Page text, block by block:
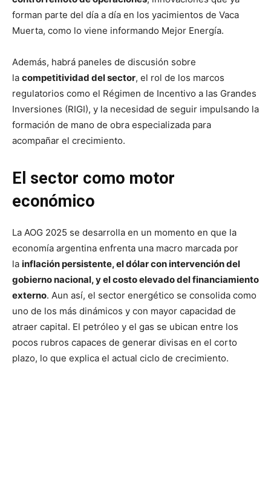
forman parte del día a día en los yacimientos de Vaca
Muerta, como lo viene informando Mejor Energía.
Además, habrá paneles de discusión sobre
la competitividad del sector, el rol de los marcos
regulatorios como el Régimen de Incentivo a las Grandes
Inversiones (RIGI), y la necesidad de seguir impulsando la
formación de mano de obra especializada para
acompañar el crecimiento.
El sector como motor
económico
La AOG 2025 se desarrolla en un momento en que la
economía argentina enfrenta una macro marcada por
la inflación persistente, el dólar con intervención del
gobierno nacional, y el costo elevado del financiamiento
externo. Aun así, el sector energético se consolida como
uno de los más dinámicos y con mayor capacidad de
atraer capital. El petróleo y el gas se ubican entre los
pocos rubros capaces de generar divisas en el corto
plazo, lo que explica el actual ciclo de crecimiento.